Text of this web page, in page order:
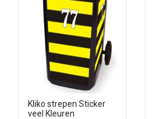
Kliko strepen Sticker
veel Kleuren